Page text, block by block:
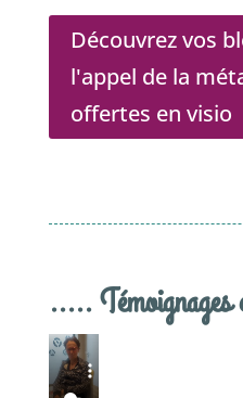
Découvrez vos
l'appel de la
offertes en visio
.....